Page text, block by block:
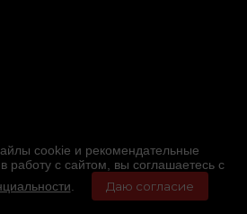
cookie и рекомендательные
работу с сайтом, вы соглашаетесь с
Даю согласие